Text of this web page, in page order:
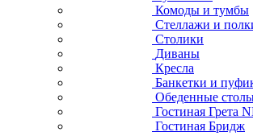
Комоды и тумбы
Стеллажи и
Столики
Диваны
Кресла
Банкетки и
Обеденные
Гостиная Грета
Гостиная Бридж